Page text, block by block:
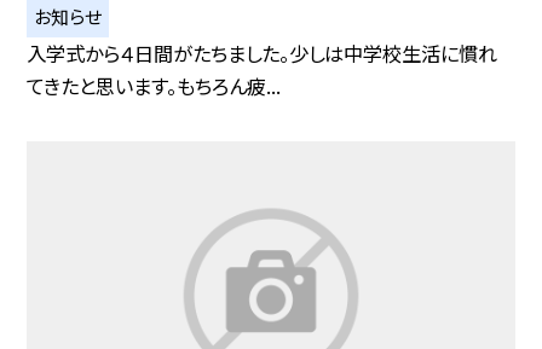
お知らせ
入学式から４日間がたちました。少しは中学校生活に慣れ
てきたと思います。もちろん疲...